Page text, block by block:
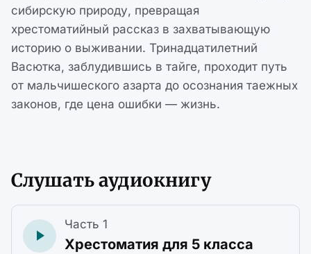
сибирскую природу, превращая
хрестоматийный рассказ в захватывающую
историю о выживании. Тринадцатилетний
Васютка, заблудившись в тайге, проходит путь
от мальчишеского азарта до осознания таежных
законов, где цена ошибки — жизнь.
Слушать аудиокнигу
Часть 1
Хрестоматия для 5 класса